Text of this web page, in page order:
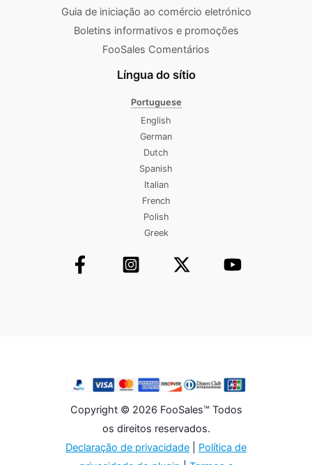
Guia de iniciação ao comércio eletrónico
Boletins informativos e promoções
FooSales Comentários
Língua do sítio
Portuguese
English
German
Dutch
Spanish
Italian
French
Polish
Greek
Copyright © 2026 FooSales™ Todos
os direitos reservados.
Declaração de privacidade
Política de